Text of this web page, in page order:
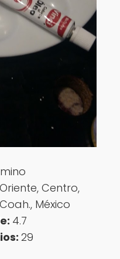
Centro,
México
4.7
29